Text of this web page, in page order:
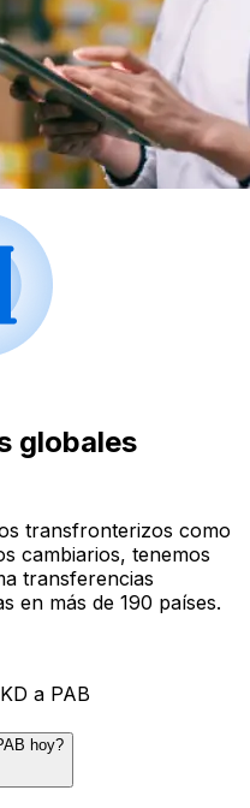
globales
transfronterizos como
cambiarios, tenemos
transferencias
en más de 190 países.
a PAB
hoy?